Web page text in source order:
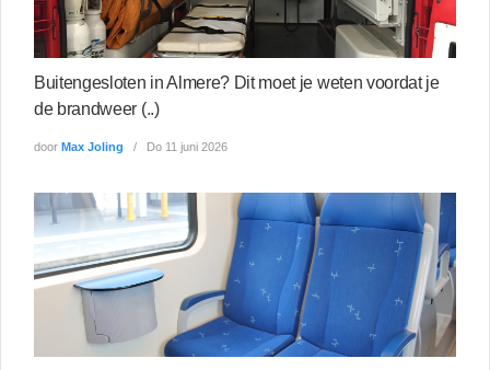
Buitengesloten in Almere? Dit moet je weten voordat je
de brandweer (..)
door Max Joling Do 11 juni 2026